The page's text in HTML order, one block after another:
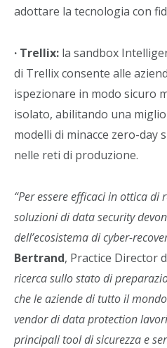
adottare la tecnologia con
· Trellix: la sandbox
di Trellix consente alle
ispezionare in modo sicuro
isolato, abilitando una
modelli di minacce zero-day
nelle reti di produzione.
“Per essere efficaci in ottica
soluzioni di data security
dell’ecosistema di cyber-
Bertrand, Practice Director
ricerca sullo stato di
che le aziende di tutto il
vendor di data protection
principali tool di sicurezza e